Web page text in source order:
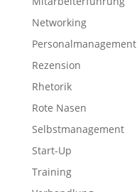
Networking
Personalmanagement
Rezension
Rhetorik
Rote Nasen
Selbstmanagement
Start-Up
Training